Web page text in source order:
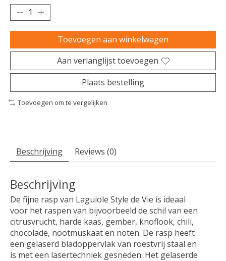
Toevoegen aan winkelwagen
Aan verlanglijst toevoegen
Plaats bestelling
Toevoegen om te vergelijken
Beschrijving Reviews (0)
Beschrijving
De fijne rasp van Laguiole Style de Vie is ideaal
voor het raspen van bijvoorbeeld de schil van een
citrusvrucht, harde kaas, gember, knoflook, chili,
chocolade, nootmuskaat en noten. De rasp heeft
een gelaserd bladoppervlak van roestvrij staal en
is met een lasertechniek gesneden. Het gelaserde